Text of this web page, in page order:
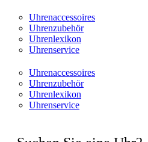
Uhrenaccessoires
Uhrenzubehör
Uhrenlexikon
Uhrenservice
Uhrenaccessoires
Uhrenzubehör
Uhrenlexikon
Uhrenservice